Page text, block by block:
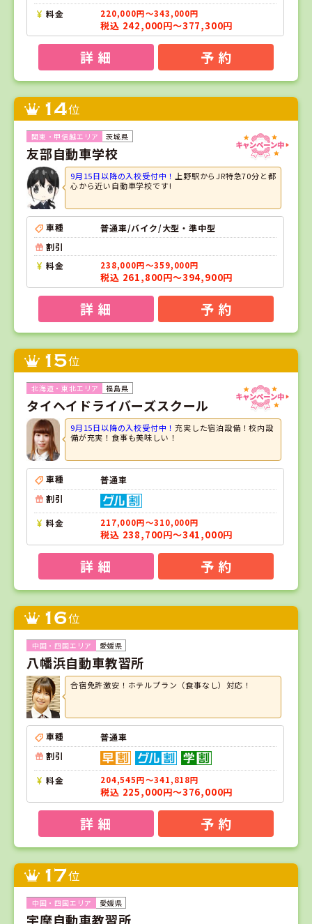
料金 220,000円～343,000円
税込 242,000円～377,300円
詳 細 予 約
14位
茨城県
友部自動車学校
9月15日以降の入校受付中！上野駅からJR特急70分と都
心から近い自動車学校です!
車種
普通車/バイク/大型・準中型
割引
料金
238,000円～359,000円
税込 261,800円～394,900円
詳 細 予 約
15位
福島県
タイヘイドライバーズスクール
9月15日以降の入校受付中！充実した宿泊設備！校内設
備が充実！食事も美味しい！
車種
普通車
割引
料金 217,000円～310,000円
税込 238,700円～341,000円
詳 細 予 約
16位
愛媛県
八幡浜自動車教習所
合宿免許激安！ホテルプラン（食事なし）対応！
車種
普通車
割引
料金 204,545円～341,818円
税込 225,000円～376,000円
詳 細 予 約
17位
愛媛県
宇摩自動車教習所